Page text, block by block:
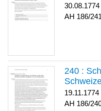
30.08.1774
186/241
240 :
19.11.1774
186/